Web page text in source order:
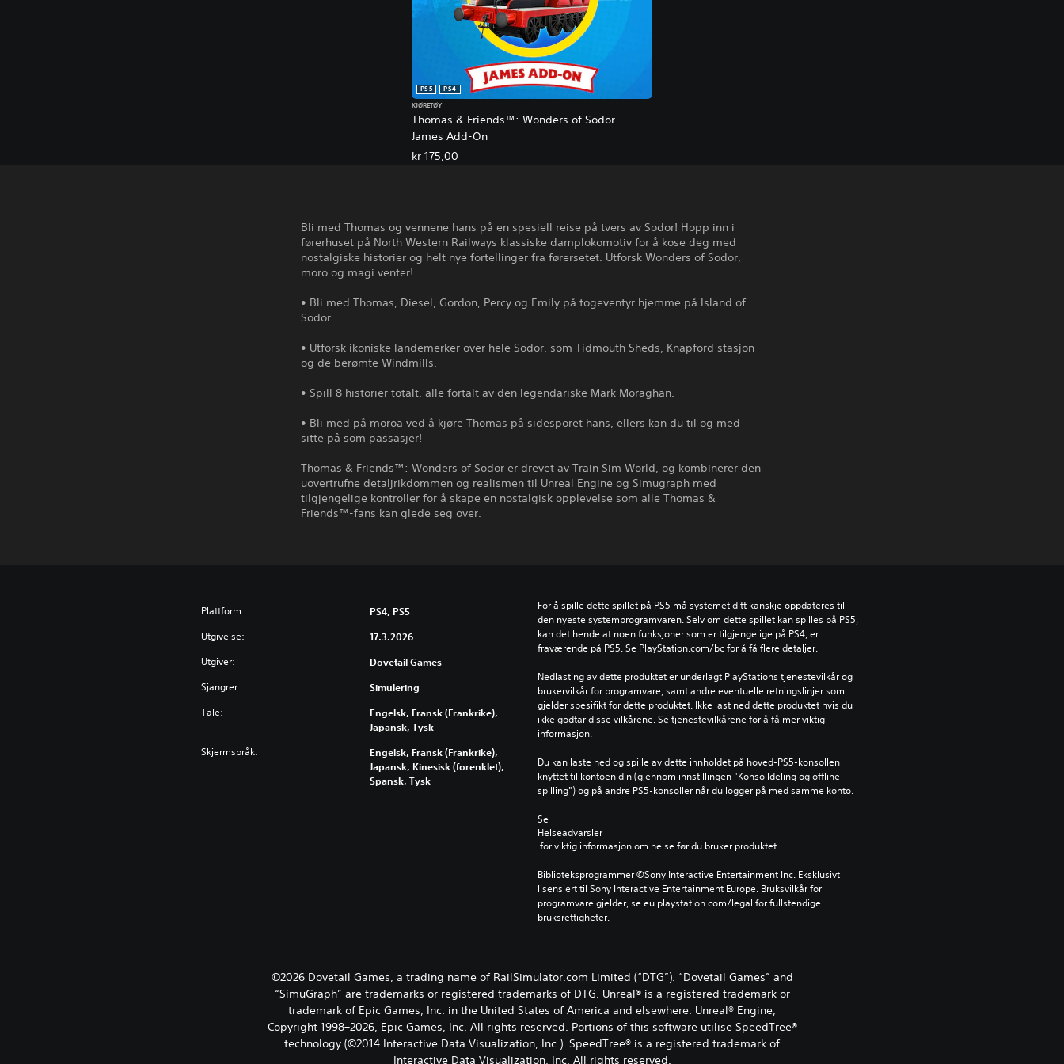
Thomas & Friends™: Wonders of Sodor –
James Add-On
PS5
PS4
KJØRETØY
kr 175,00
Bli med Thomas og vennene hans på en spesiell reise på tvers av Sodor! Hopp inn i
førerhuset på North Western Railways klassiske damplokomotiv for å kose deg med
nostalgiske historier og helt nye fortellinger fra førersetet. Utforsk Wonders of Sodor,
moro og magi venter!
• Bli med Thomas, Diesel, Gordon, Percy og Emily på togeventyr hjemme på Island of
Sodor.
• Utforsk ikoniske landemerker over hele Sodor, som Tidmouth Sheds, Knapford stasjon
og de berømte Windmills.
• Spill 8 historier totalt, alle fortalt av den legendariske Mark Moraghan.
• Bli med på moroa ved å kjøre Thomas på sidesporet hans, ellers kan du til og med
sitte på som passasjer!
Thomas & Friends™: Wonders of Sodor er drevet av Train Sim World, og kombinerer den
uovertrufne detaljrikdommen og realismen til Unreal Engine og Simugraph med
tilgjengelige kontroller for å skape en nostalgisk opplevelse som alle Thomas &
Friends™-fans kan glede seg over.
Plattform: PS4, PS5
Utgivelse: 17.3.2026
Utgiver: Dovetail Games
Sjangrer: Simulering
Tale:
Engelsk, Fransk (Frankrike),
Japansk, Tysk
Skjermspråk:
Engelsk, Fransk (Frankrike),
Japansk, Kinesisk (forenklet),
Spansk, Tysk
For å spille dette spillet på PS5 må systemet ditt kanskje oppdateres til
den nyeste systemprogramvaren. Selv om dette spillet kan spilles på PS5,
kan det hende at noen funksjoner som er tilgjengelige på PS4, er
fraværende på PS5. Se PlayStation.com/bc for å få flere detaljer.
Nedlasting av dette produktet er underlagt PlayStations tjenestevilkår og
brukervilkår for programvare, samt andre eventuelle retningslinjer som
gjelder spesifikt for dette produktet. Ikke last ned dette produktet hvis du
ikke godtar disse vilkårene. Se tjenestevilkårene for å få mer viktig
informasjon.
Du kan laste ned og spille av dette innholdet på hoved-PS5-konsollen
knyttet til kontoen din (gjennom innstillingen "Konsolldeling og offline-
spilling") og på andre PS5-konsoller når du logger på med samme konto.
Se
Helseadvarsler
for viktig informasjon om helse før du bruker produktet.
Biblioteksprogrammer ©Sony Interactive Entertainment Inc. Eksklusivt
lisensiert til Sony Interactive Entertainment Europe. Bruksvilkår for
programvare gjelder, se eu.playstation.com/legal for fullstendige
bruksrettigheter.
©2026 Dovetail Games, a trading name of RailSimulator.com Limited (“DTG”). “Dovetail Games” and
“SimuGraph” are trademarks or registered trademarks of DTG. Unreal® is a registered trademark or
trademark of Epic Games, Inc. in the United States of America and elsewhere. Unreal® Engine,
Copyright 1998–2026, Epic Games, Inc. All rights reserved. Portions of this software utilise SpeedTree®
technology (©2014 Interactive Data Visualization, Inc.). SpeedTree® is a registered trademark of
Interactive Data Visualization, Inc. All rights reserved.